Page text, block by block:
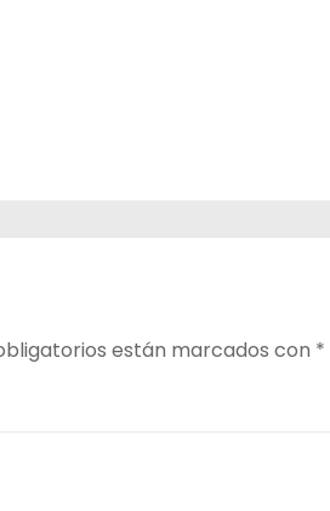
están marcados con *